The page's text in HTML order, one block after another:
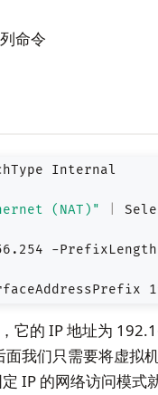
命令
(NAT)"
-PrefixLength
它的 IP 地址为
我们只需要将虚拟
IP 的网络访问模式